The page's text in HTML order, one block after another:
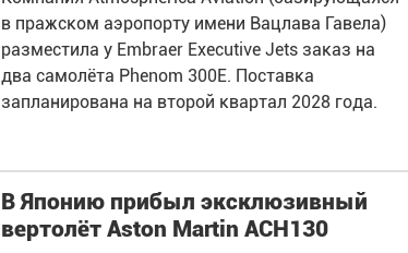
в пражском аэропорту имени Вацлава Гавела)
разместила у Embraer Executive Jets заказ на
два самолёта Phenom 300E. Поставка
запланирована на второй квартал 2028 года.
В Японию прибыл эксклюзивный
вертолёт Aston Martin ACH130